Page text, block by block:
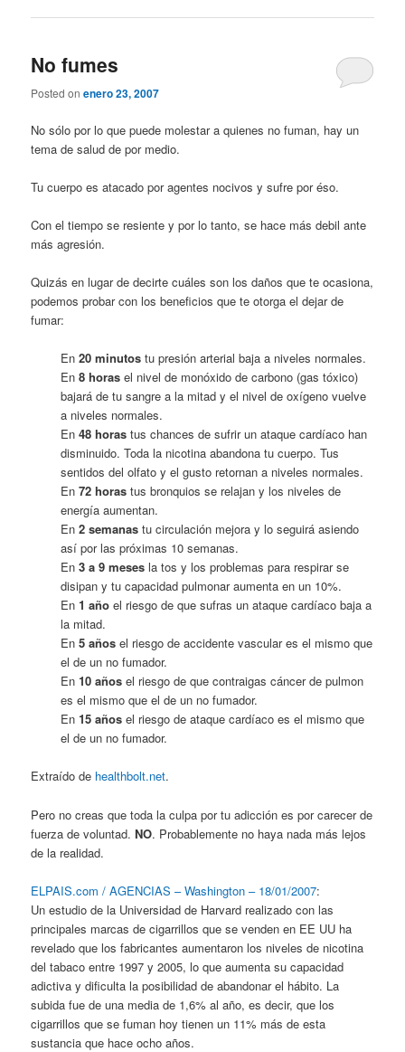
No fumes
Posted onenero 23, 2007
No sólo por lo que puede molestar a quienes no fuman, hay un
tema de salud de por medio.
Tu cuerpo es atacado por agentes nocivos y sufre por éso.
Con el tiempo se resiente y por lo tanto, se hace más debil ante
más agresión.
Quizás en lugar de decirte cuáles son los daños que te ocasiona,
podemos probar con los beneficios que te otorga el dejar de
fumar:
En 20 minutostu presión arterial baja a niveles normales.
En 8 horasel nivel de monóxido de carbono (gas tóxico)
bajará de tu sangre a la mitad y el nivel de oxígeno vuelve
a niveles normales.
En 48 horastus chances de sufrir un ataque cardíaco han
disminuido. Toda la nicotina abandona tu cuerpo. Tus
sentidos del olfato y el gusto retornan a niveles normales.
En 72 horastus bronquios se relajan y los niveles de
energía aumentan.
En 2 semanastu circulación mejora y lo seguirá asiendo
así por las próximas 10 semanas.
En 3 a 9 mesesla tos y los problemas para respirar se
disipan y tu capacidad pulmonar aumenta en un 10%.
En 1 añoel riesgo de que sufras un ataque cardíaco baja a
la mitad.
En 5 añosel riesgo de accidente vascular es el mismo que
el de un no fumador.
En 10 añosel riesgo de que contraigas cáncer de pulmon
es el mismo que el de un no fumador.
En 15 añosel riesgo de ataque cardíaco es el mismo que
el de un no fumador.
Extraído de healthbolt.net.
Pero no creas que toda la culpa por tu adicción es por carecer de
fuerza de voluntad.NO. Probablemente no haya nada más lejos
de la realidad.
ELPAIS.com / AGENCIAS – Washington – 18/01/2007:
Un estudio de la Universidad de Harvard realizado con las
principales marcas de cigarrillos que se venden en EE UU ha
revelado que los fabricantes aumentaron los niveles de nicotina
del tabaco entre 1997 y 2005, lo que aumenta su capacidad
adictiva y dificulta la posibilidad de abandonar el hábito. La
subida fue de una media de 1,6% al año, es decir, que los
cigarrillos que se fuman hoy tienen un 11% más de esta
sustancia que hace ocho años.